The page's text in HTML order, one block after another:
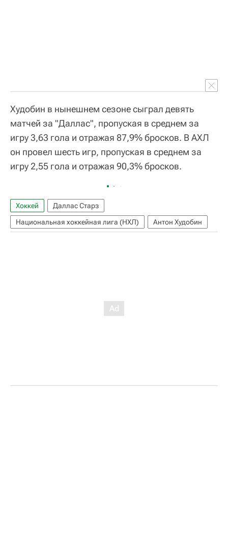
Худобин в нынешнем сезоне сыграл девять
матчей за "Даллас", пропуская в среднем за
игру 3,63 гола и отражая 87,9% бросков. В АХЛ
он провел шесть игр, пропуская в среднем за
игру 2,55 гола и отражая 90,3% бросков.
Хоккей
Даллас Старз
Национальная хоккейная лига (НХЛ)
Антон Худобин